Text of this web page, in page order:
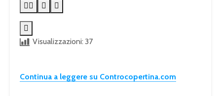
  

Visualizzazioni: 37
Continua a leggere su Controcopertina.com